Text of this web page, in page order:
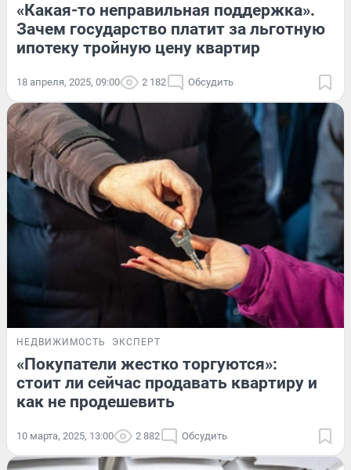
«Какая-то неправильная поддержка».
Зачем государство платит за льготную
ипотеку тройную цену квартир
18 апреля, 2025, 09:00 2 182 Обсудить
НЕДВИЖИМОСТЬ ЭКСПЕРТ
«Покупатели жестко торгуются»:
стоит ли сейчас продавать квартиру и
как не продешевить
10 марта, 2025, 13:00 2 882 Обсудить